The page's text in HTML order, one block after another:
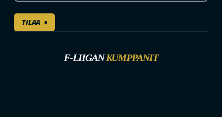
TILAA
F-LIIGANKUMPPANIT